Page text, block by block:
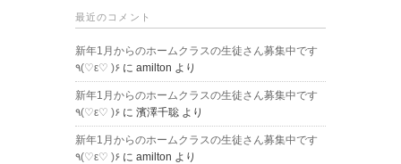
最近のコメント
新年1月からのホームクラスの生徒さん募集中です
٩(♡ε♡ )۶ に amilton より
新年1月からのホームクラスの生徒さん募集中です
٩(♡ε♡ )۶ に 濱澤千聡 より
新年1月からのホームクラスの生徒さん募集中です
٩(♡ε♡ )۶ に amilton より